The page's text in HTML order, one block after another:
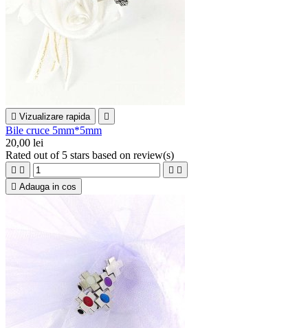
 Vizualizare rapida 
Bile cruce 5mm*5mm
20,00 lei
Rated out of 5 stars based on review(s)
   
 Adauga in cos